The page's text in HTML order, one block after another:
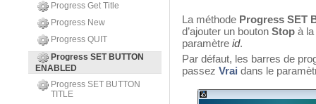
Progress Get Title
Progress New
Progress QUIT
Progress SET BUTTON
ENABLED
Progress SET BUTTON
TITLE
La méthode Progress SET
d’ajouter un bouton Stop à
paramètre id.
Par défaut, les barres de
passez Vrai dans le